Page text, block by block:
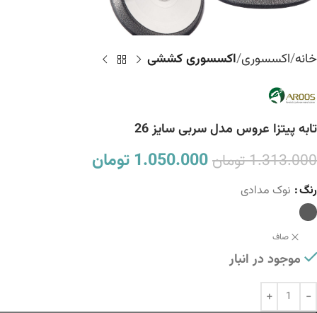
خانه اکسسوری اکسسوری کششی
تابه پیتزا عروس مدل سربی سایز 26
1.313.000تومان1.050.000 تومان
رنگ نوک مدادی
صاف
موجود در انبار